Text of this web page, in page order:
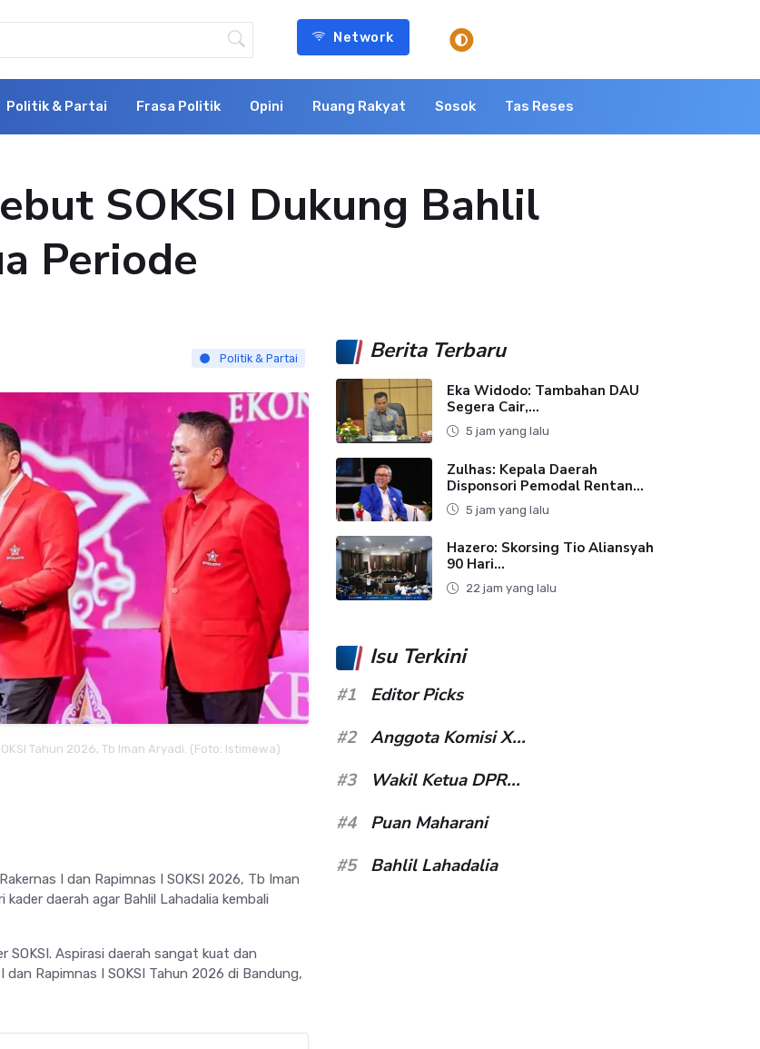
Network
Politik & Partai Frasa Politik Opini Ruang Rakyat Sosok Tas Reses
SOKSI Dukung Bahlil
Periode
Politik & Partai
Tahun 2026, Tb Iman Aryadi. (Foto: Istimewa)
I dan Rapimnas I SOKSI 2026, Tb Iman
kader daerah agar Bahlil Lahadalia kembali
SOKSI. Aspirasi daerah sangat kuat dan
Rapimnas I SOKSI Tahun 2026 di Bandung,
Berita Terbaru
Eka Widodo: Tambahan DAU
Segera Cair,...
5 jam yang lalu
Zulhas: Kepala Daerah
Disponsori Pemodal Rentan...
5 jam yang lalu
Hazero: Skorsing Tio Aliansyah
90 Hari...
22 jam yang lalu
Isu Terkini
#1
Editor Picks
#2
Anggota Komisi X...
#3
Wakil Ketua DPR...
#4
Puan Maharani
#5
Bahlil Lahadalia